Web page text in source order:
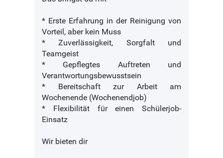
* Erste Erfahrung in der Reinigung von
Vorteil, aber kein Muss
* Zuverlässigkeit, Sorgfalt und
Teamgeist
* Gepflegtes Auftreten und
Verantwortungsbewusstsein
* Bereitschaft zur Arbeit am
Wochenende (Wochenendjob)
* Flexibilität für einen Schülerjob-
Einsatz
Wir bieten dir